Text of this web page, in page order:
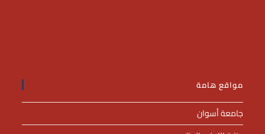
مواقع هامة
جامعة أسوان